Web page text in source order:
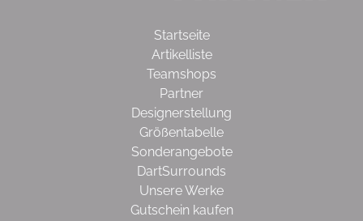
Startseite
Artikelliste
Teamshops
Partner
Designerstellung
Größentabelle
Sonderangebote
DartSurrounds
Unsere Werke
Gutschein kaufen